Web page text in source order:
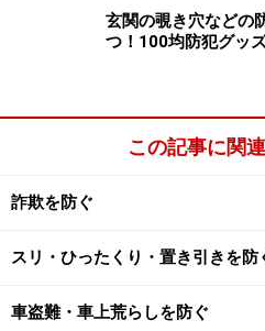
玄関の覗き穴などの
つ！100均防犯グッ
この記事に関
詐欺を防ぐ
スリ・ひったくり・置き引きを防
車盗難・車上荒らしを防ぐ